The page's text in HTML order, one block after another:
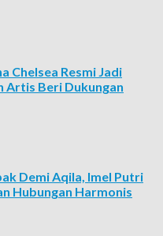
Chelsea Resmi Jadi
Artis Beri Dukungan
Demi Aqila, Imel Putri
Hubungan Harmonis